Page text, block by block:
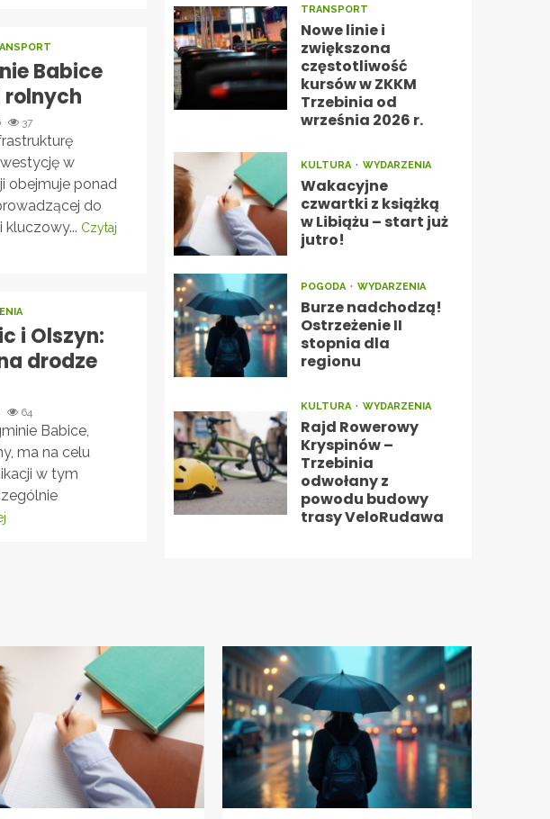
Babice
rolnych
37
w
obejmuje ponad
do
Czytaj
i Olszyn:
drodze
64
Babice,
ma na celu
w tym
TRANSPORT
Nowe linie i
zwiększona
częstotliwość
kursów w ZKKM
Trzebinia od
września 2026 r.
KULTURA WYDARZENIA
Wakacyjne
czwartki z książką
w Libiążu – start już
jutro!
POGODA WYDARZENIA
Burze nadchodzą!
Ostrzeżenie II
stopnia dla
regionu
KULTURA WYDARZENIA
Rajd Rowerowy
Kryspinów –
Trzebinia
odwołany z
powodu budowy
trasy VeloRudawa